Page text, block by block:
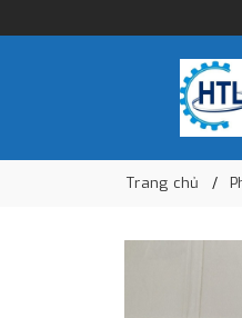
Trang chủ